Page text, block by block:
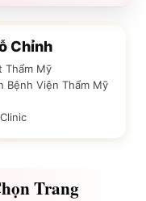
Chỉnh
Thẩm Mỹ
Bệnh Viện Thẩm Mỹ
Trang